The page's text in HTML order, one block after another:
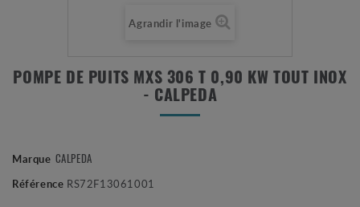
Agrandir l'image
POMPE DE PUITS MXS 306 T 0,90 KW TOUT INOX
- CALPEDA
Marque CALPEDA
Référence RS72F13061001